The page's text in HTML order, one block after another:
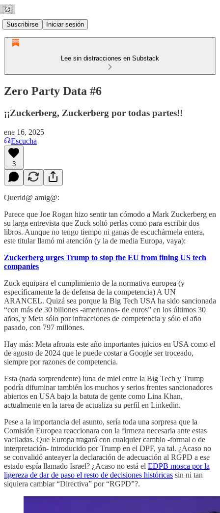
Suscribirse Iniciar sesión
Lee sin distracciones en Substack
Zero Party Data #6
¡¡Zuckerberg, Zuckerberg por todas partes!!
ene 16, 2025
Escucha
3
Querid@ amig@:
Parece que Joe Rogan hizo sentir tan cómodo a Mark Zuckerberg en
su larga entrevista que Zuck soltó perlas como para escribir dos
libros. Aunque no tengo tiempo ni ganas de escuchármela entera,
este titular llamó mi atención (y la de media Europa, vaya):
Zuckerberg urges Trump to stop the EU from fining US tech
companies
Zuck equipara el cumplimiento de la normativa europea (y
específicamente la de defensa de la competencia) A UN
ARANCEL. Quizá sea porque la Big Tech USA ha sido sancionada
“con más de 30 billones -americanos- de euros” en los últimos 30
años, y Meta sólo por infracciones de competencia y sólo el año
pasado, con 797 millones.
Hay más: Meta afronta este año importantes juicios en USA como el
de agosto de 2024 que le puede costar a Google ser troceado,
siempre por razones de competencia.
Esta (nada sorprendente) luna de miel entre la Big Tech y Trump
podría difuminar también los muchos y serios frentes sancionadores
abiertos en USA bajo la batuta de gente como Lina Khan,
actualmente en la tarea de actualiza su perfil en Linkedin.
Pese a la importancia del asunto, sería toda una sorpresa que la
Comisión Europea reaccionara con la firmeza necesaria ante estas
vaciladas. Que Europa tragará con cualquier cambio -formal o de
interpretación- introducido por Trump en el DPF, ya tal. ¿Acaso no
se convalidó anteayer la declaración de adecuación al RGPD a ese
estado espía llamado Israel? ¿Acaso no está el EDPB mosca por la
ligereza de dar de paso el resto de decisiones históricas sin ni tan
siquiera cambiar “Directiva” por “RGPD”?.